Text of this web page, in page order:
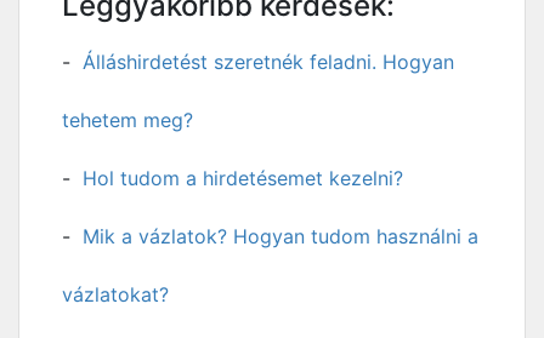
Álláshirdetést szeretnék feladni. Hogyan
tehetem meg?
Hol tudom a hirdetésemet kezelni?
Mik a vázlatok? Hogyan tudom használni a
vázlatokat?